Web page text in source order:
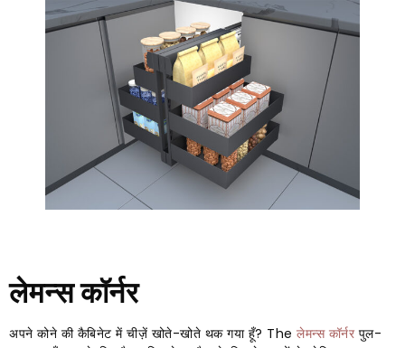
लेमन्स कॉर्नर
अपने कोने की कैबिनेट में चीज़ें खोते-खोते थक गया हूँ? The लेमन्स कॉर्नर पुल-